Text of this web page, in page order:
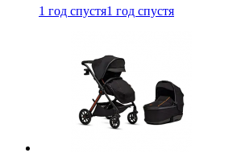
1 год спустя1 год спустя